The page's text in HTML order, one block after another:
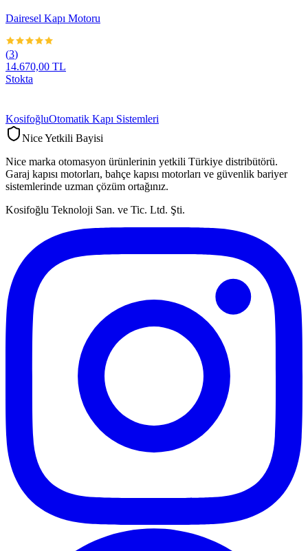
Dairesel Kapı Motoru
(3)
14.670,00 TL
Stokta
KosifoğluOtomatik Kapı Sistemleri
Nice Yetkili Bayisi
Nice marka otomasyon ürünlerinin yetkili Türkiye distribütörü.
Garaj kapısı motorları, bahçe kapısı motorları ve güvenlik bariyer
sistemlerinde uzman çözüm ortağınız.
Kosifoğlu Teknoloji San. ve Tic. Ltd. Şti.